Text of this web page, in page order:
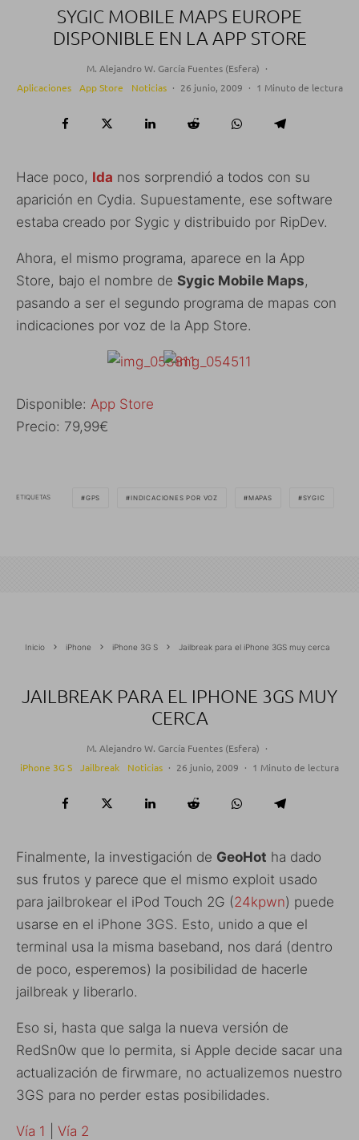
SYGIC MOBILE MAPS EUROPE
DISPONIBLE EN LA APP STORE
M. Alejandro W. García Fuentes (Esfera) ·
Aplicaciones
App Store Noticias · 26 junio, 2009 · 1 Minuto de lectura
Hace poco, Ida nos sorprendió a todos con su
aparición en Cydia. Supuestamente, ese software
estaba creado por Sygic y distribuido por RipDev.
Ahora, el mismo programa, aparece en la App
Store, bajo el nombre de Sygic Mobile Maps,
pasando a ser el segundo programa de mapas con
indicaciones por voz de la App Store.
Disponible: App Store
Precio: 79,99€
ETIQUETAS GPS INDICACIONES POR VOZ MAPAS SYGIC
Inicio iPhone iPhone 3G S Jailbreak para el iPhone 3GS muy cerca
JAILBREAK PARA EL IPHONE 3GS MUY
CERCA
M. Alejandro W. García Fuentes (Esfera) ·
iPhone 3G S
Jailbreak Noticias · 26 junio, 2009 · 1 Minuto de lectura
Finalmente, la investigación de GeoHot ha dado
sus frutos y parece que el mismo exploit usado
para jailbrokear el iPod Touch 2G (24kpwn) puede
usarse en el iPhone 3GS. Esto, unido a que el
terminal usa la misma baseband, nos dará (dentro
de poco, esperemos) la posibilidad de hacerle
jailbreak y liberarlo.
Eso si, hasta que salga la nueva versión de
RedSn0w que lo permita, si Apple decide sacar una
actualización de firwmare, no actualizemos nuestro
3GS para no perder estas posibilidades.
Vía 1 Vía 2